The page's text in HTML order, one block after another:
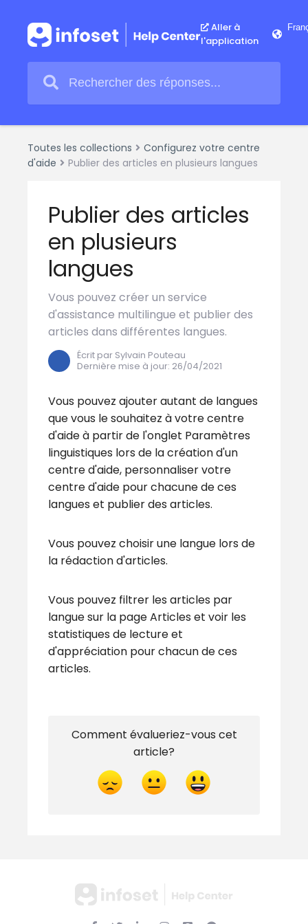
Aller à
l'application
Toutes les collections
Configurez votre centre
d'aide
Publier des articles en plusieurs langues
Publier des articles
en plusieurs
langues
Vous pouvez créer un service
d'assistance multilingue et publier des
articles dans différentes langues.
Écrit par Sylvain Pouteau
Dernière mise à jour: 26/04/2021
Vous pouvez ajouter autant de langues
que vous le souhaitez à votre centre
d'aide à partir de l'onglet Paramètres
linguistiques lors de la création d'un
centre d'aide, personnaliser votre
centre d'aide pour chacune de ces
langues et publier des articles.
Vous pouvez choisir une langue lors de
la rédaction d'articles.
Vous pouvez filtrer les articles par
langue sur la page Articles et voir les
statistiques de lecture et
d'appréciation pour chacun de ces
articles.
Comment évalueriez-vous cet
article?